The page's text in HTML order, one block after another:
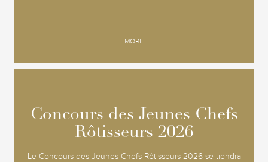
MORE
Concours des Jeunes Chefs
Rôtisseurs 2026
Le Concours des Jeunes Chefs Rôtisseurs 2026 se tiendra
Concours des Jeunes Chefs
Rôtisseurs 2026